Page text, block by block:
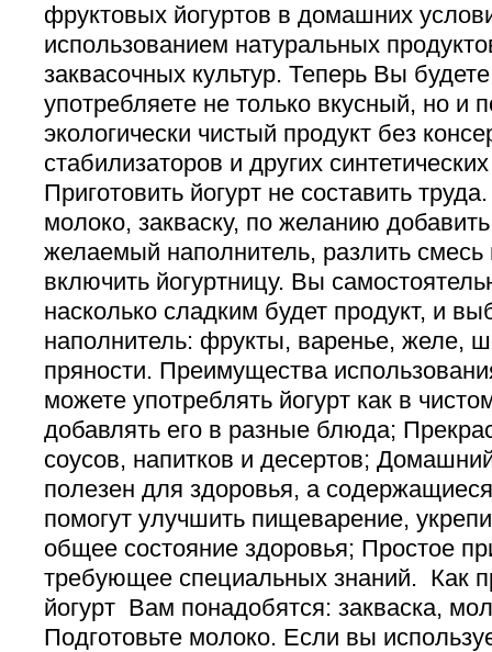
фруктовых йогуртов в домашних
использованием натуральных
заквасочных культур. Теперь Вы
употребляете не только вкусный, но и
экологически чистый продукт без
стабилизаторов и других
Приготовить йогурт не составить
молоко, закваску, по желанию
желаемый наполнитель, разлить смесь
включить йогуртницу. Вы
насколько сладким будет продукт, и
наполнитель: фрукты, варенье, желе,
пряности. Преимущества
можете употреблять йогурт как в
добавлять его в разные блюда;
соусов, напитков и десертов;
полезен для здоровья, а
помогут улучшить пищеварение,
общее состояние здоровья; Простое
требующее специальных знаний. Как
йогурт Вам понадобятся: закваска,
Подготовьте молоко. Если вы